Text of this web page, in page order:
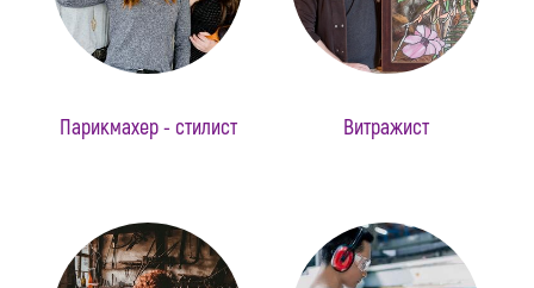
Парикмахер - стилист Витражист